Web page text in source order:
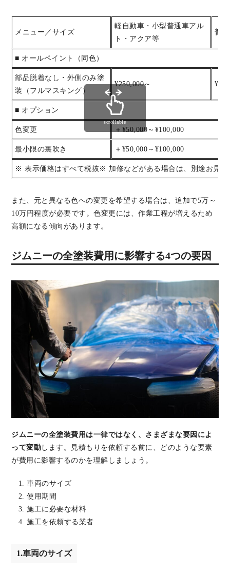
メニュー／サイズ
軽自動車・小型普通車アル
ト・アクア等
普
■ オールペイント（同色）
部品脱着なし・外側のみ塗
装（フルマスキング）
¥250,000～
■ オプション
色変更 ＋¥50,000～¥100,000
最小限の裏吹き ＋¥50,000～¥100,000
※ 表示価格はすべて税抜※ 加修などがある場合は、別途お見積
scrollable
また、元と異なる色への変更を希望する場合は、追加で5万～
10万円程度が必要です。色変更には、作業工程が増えるため
高額になる傾向があります。
ジムニーの全塗装費用に影響する4つの要因
ジムニーの全塗装費用は一律ではなく、さまざまな要因によ
って変動 します。見積もりを依頼する前に、どのような要素
が費用に影響するのかを理解しましょう。
車両のサイズ
使用期間
施工に必要な材料
施工を依頼する業者
1.車両のサイズ